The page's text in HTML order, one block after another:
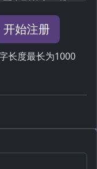
开始注册
长度最长为1000